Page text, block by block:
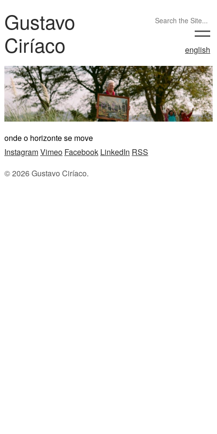
Gustavo
Ciríaco
english
onde o horizonte se move
InstagramVimeo Facebook LinkedIn RSS
© 2026 Gustavo Ciríaco.